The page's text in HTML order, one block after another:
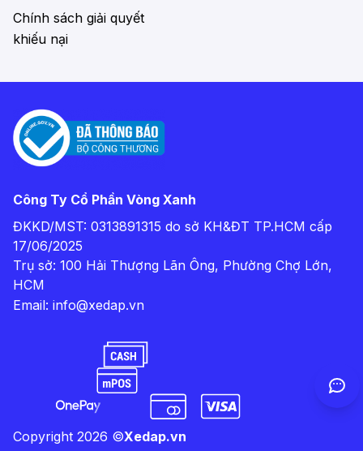
Chính sách giải quyết
khiếu nại
Công Ty Cổ Phần Vòng Xanh
ĐKKD/MST: 0313891315 do sở KH&ĐT TP.HCM cấp
17/06/2025
Trụ sở: 100 Hải Thượng Lãn Ông, Phường Chợ Lớn,
HCM
Email: info@xedap.vn
Copyright 2026 ©Xedap.vn